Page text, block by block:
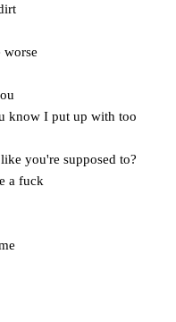
worse
know I put up with too
you're supposed to?
a fuck